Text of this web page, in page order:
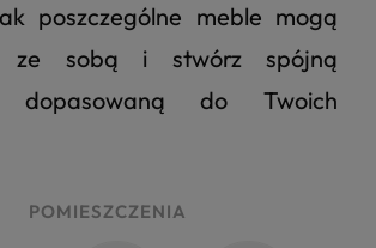
poszczególne meble mogą
ze sobą i stwórz spójną
dopasowaną do Twoich
POMIESZCZENIA